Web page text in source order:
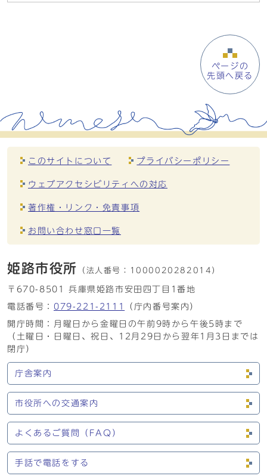
ページの
先頭へ戻る
このサイトについて プライバシーポリシー
ウェブアクセシビリティへの対応
著作権・リンク・免責事項
お問い合わせ窓口一覧
姫路市役所 （法人番号： 1000020282014）
〒670-8501 兵庫県姫路市安田四丁目1番地
電話番号： 079-221-2111
（庁内番号案内）
開庁時間：月曜日から金曜日の午前9時から午後5時まで
（土曜日・日曜日、祝日、12月29日から翌年1月3日までは
閉庁）
庁舎案内
市役所への交通案内
よくあるご質問（FAQ）
手話で電話をする